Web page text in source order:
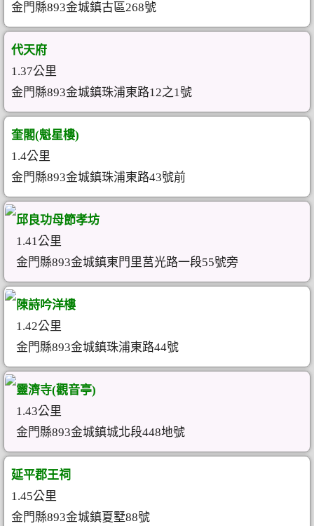
金門縣893金城鎮古區268號
代天府
1.37公里
金門縣893金城鎮珠浦東路12之1號
奎閣(魁星樓)
1.4公里
金門縣893金城鎮珠浦東路43號前
邱良功母節孝坊
1.41公里
金門縣893金城鎮東門里莒光路一段55號旁
陳詩吟洋樓
1.42公里
金門縣893金城鎮珠浦東路44號
靈濟寺(觀音亭)
1.43公里
金門縣893金城鎮城北段448地號
延平郡王祠
1.45公里
金門縣893金城鎮夏墅88號